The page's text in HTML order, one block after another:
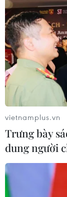
vietnamplus.vn
Trưng bày
dung người